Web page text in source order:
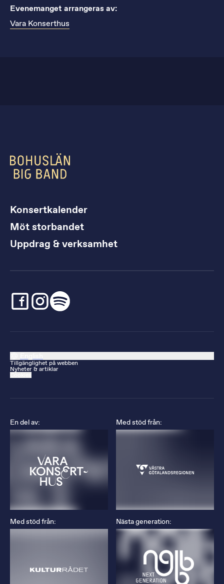
Evenemanget arrangeras av:
Vara Konserthus
Konsertkalender
Möt storbandet
Uppdrag & verksamhet
Tillgänglighet på webben
Nyheter & artiklar
En del av: Med stöd från:
Med stöd från: Nästa generation: